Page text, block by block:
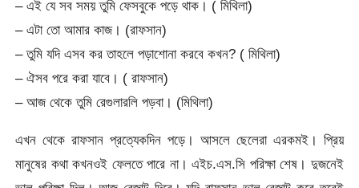
– এই যে সব সময় তুমি ফেসবুকে পড়ে থাক। ( মিথিলা)
– এটা তো আমার কাজ। (রাফসান)
– তুমি যদি এসব কর তাহলে পড়াশোনা করবে কখন? ( মিথিলা)
– ঐসব পরে করা যাবে। ( রাফসান)
– আজ থেকে তুমি রেগুলারলি পড়বা। (মিথিলা)
এখন থেকে রাফসান প্রত্যেকদিন পড়ে। আসলে ছেলেরা এরকমই। প্রিয়
মানুষের কথা কখনওই ফেলতে পারে না। এইচ.এস.সি পরিক্ষা শেষ। দুজনেই